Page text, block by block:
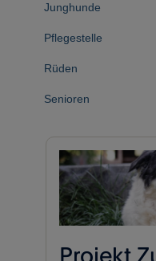
Junghunde
Pflegestelle
Rüden
Senioren